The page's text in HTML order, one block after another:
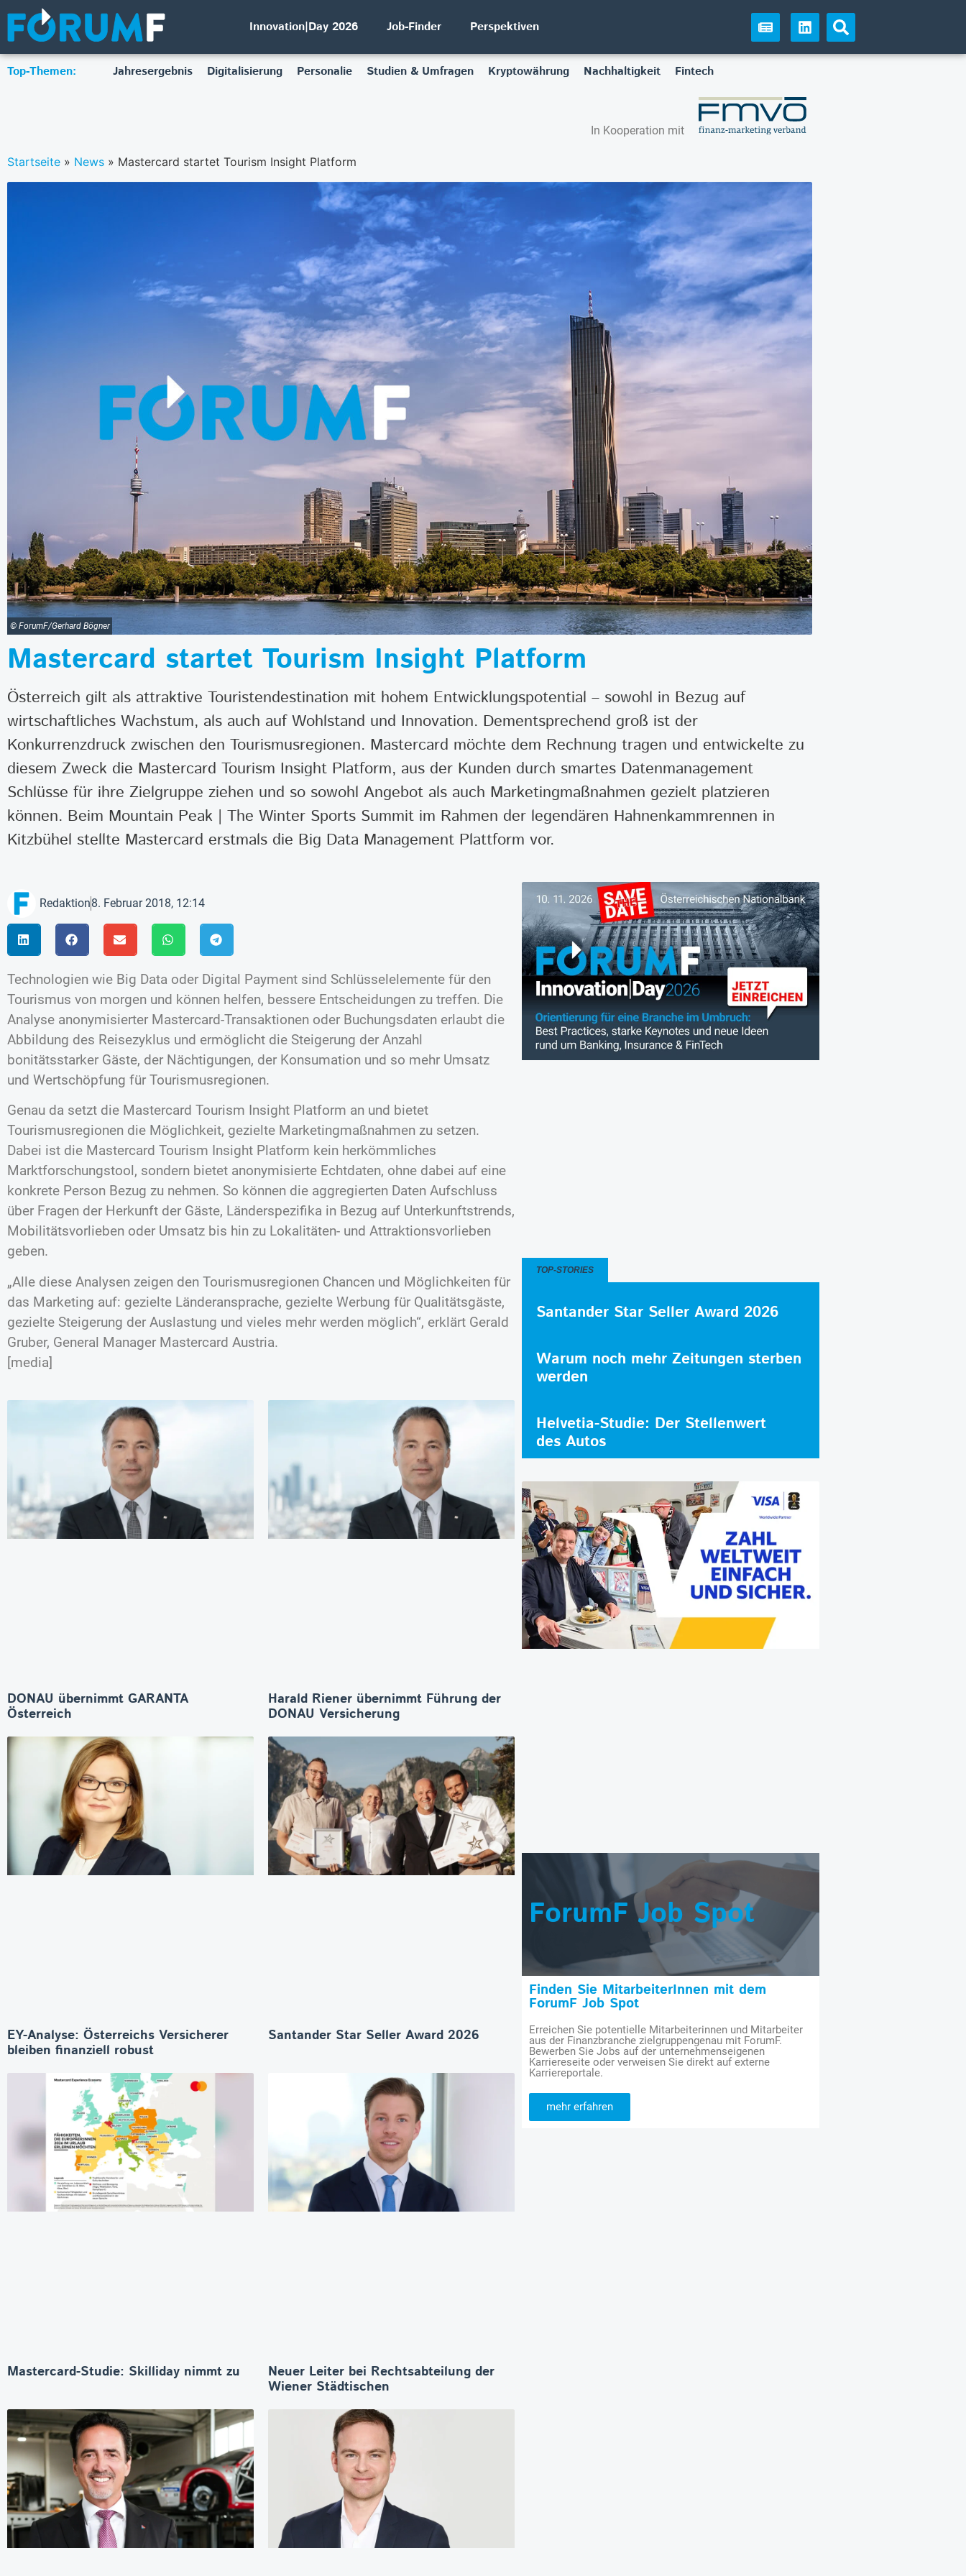
Innovation|Day 2026 Job-Finder Perspektiven
Top-Themen: Jahresergebnis Digitalisierung Personalie Studien & Umfragen Kryptowährung Nachhaltigkeit Fintech
In Kooperation mit
Startseite » News » Mastercard startet Tourism Insight Platform
© ForumF/Gerhard Bögner
Mastercard startet Tourism Insight Platform
Österreich gilt als attraktive Touristendestination mit hohem Entwicklungspotential – sowohl in Bezug auf
wirtschaftliches Wachstum, als auch auf Wohlstand und Innovation. Dementsprechend groß ist der
Konkurrenzdruck zwischen den Tourismusregionen. Mastercard möchte dem Rechnung tragen und entwickelte zu
diesem Zweck die Mastercard Tourism Insight Platform, aus der Kunden durch smartes Datenmanagement
Schlüsse für ihre Zielgruppe ziehen und so sowohl Angebot als auch Marketingmaßnahmen gezielt platzieren
können. Beim Mountain Peak | The Winter Sports Summit im Rahmen der legendären Hahnenkammrennen in
Kitzbühel stellte Mastercard erstmals die Big Data Management Plattform vor.
Redaktion8. Februar 2018, 12:14
Technologien wie Big Data oder Digital Payment sind Schlüsselelemente für den
Tourismus von morgen und können helfen, bessere Entscheidungen zu treffen. Die
Analyse anonymisierter Mastercard-Transaktionen oder Buchungsdaten erlaubt die
Abbildung des Reisezyklus und ermöglicht die Steigerung der Anzahl
bonitätsstarker Gäste, der Nächtigungen, der Konsumation und so mehr Umsatz
und Wertschöpfung für Tourismusregionen.
Genau da setzt die Mastercard Tourism Insight Platform an und bietet
Tourismusregionen die Möglichkeit, gezielte Marketingmaßnahmen zu setzen.
Dabei ist die Mastercard Tourism Insight Platform kein herkömmliches
Marktforschungstool, sondern bietet anonymisierte Echtdaten, ohne dabei auf eine
konkrete Person Bezug zu nehmen. So können die aggregierten Daten Aufschluss
über Fragen der Herkunft der Gäste, Länderspezifika in Bezug auf Unterkunftstrends,
Mobilitätsvorlieben oder Umsatz bis hin zu Lokalitäten- und Attraktionsvorlieben
geben.
„Alle diese Analysen zeigen den Tourismusregionen Chancen und Möglichkeiten für
das Marketing auf: gezielte Länderansprache, gezielte Werbung für Qualitätsgäste,
gezielte Steigerung der Auslastung und vieles mehr werden möglich“, erklärt Gerald
Gruber, General Manager Mastercard Austria.
[media]
DONAU übernimmt GARANTA
Österreich
Harald Riener übernimmt Führung der
DONAU Versicherung
EY-Analyse: Österreichs Versicherer
bleiben finanziell robust
Santander Star Seller Award 2026
Mastercard-Studie: Skilliday nimmt zu
Neuer Leiter bei Rechtsabteilung der
Wiener Städtischen
TOP-STORIES
Santander Star Seller Award 2026
Warum noch mehr Zeitungen sterben
werden
Helvetia-Studie: Der Stellenwert
des Autos
ForumF Job Spot
Finden Sie MitarbeiterInnen mit dem
ForumF Job Spot
Erreichen Sie potentielle Mitarbeiterinnen und Mitarbeiter
aus der Finanzbranche zielgruppengenau mit ForumF.
Bewerben Sie Jobs auf der unternehmenseigenen
Karriereseite oder verweisen Sie direkt auf externe
Karriereportale.
mehr erfahren